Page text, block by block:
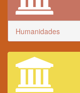
Humanidades